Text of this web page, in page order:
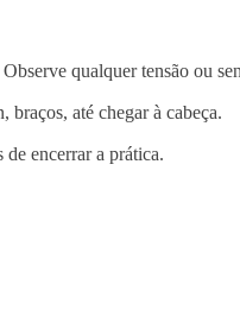
qualquer tensão ou
braços, até chegar à cabeça.
encerrar a prática.